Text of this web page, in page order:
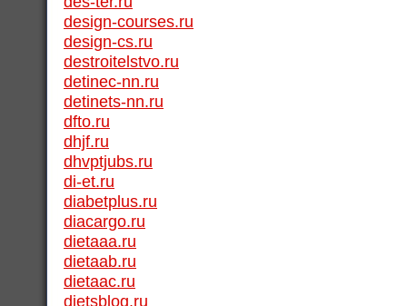
design-courses.ru
design-cs.ru
destroitelstvo.ru
detinec-nn.ru
detinets-nn.ru
dfto.ru
dhjf.ru
dhvptjubs.ru
di-et.ru
diabetplus.ru
diacargo.ru
dietaaa.ru
dietaab.ru
dietaac.ru
dietsblog.ru